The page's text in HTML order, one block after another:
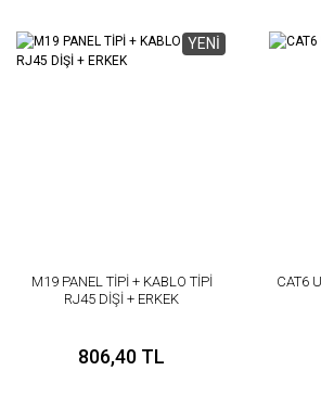
YENİ
M19 PANEL TİPİ + KABLO TİPİ
RJ45 DİŞİ + ERKEK
806,40 TL
CAT6